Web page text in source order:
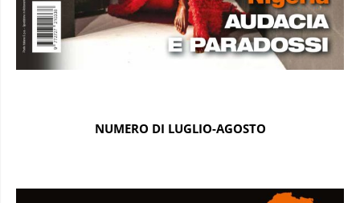
NUMERO DI LUGLIO-AGOSTO